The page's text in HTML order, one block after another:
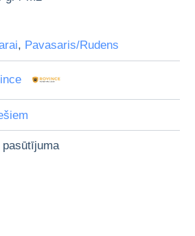
, Pavasaris/Rudens
pasūtījuma